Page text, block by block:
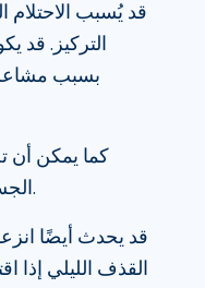
قد يُسبب الاحتلام
التركيز. قد
بسبب مشاعر
كما يمكن أن
الجسم نتيجة السهر المتكرر.
قد يحدث أيضًا
القذف الليلي إذا